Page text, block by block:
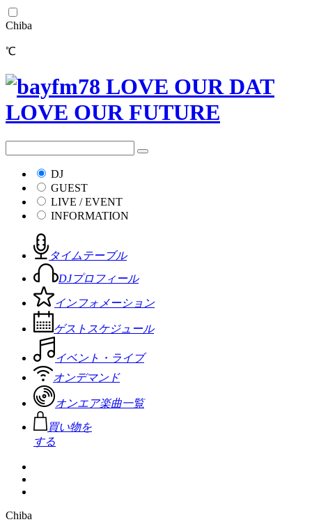
Chiba
℃
DJ
GUEST
LIVE / EVENT
INFORMATION
タイムテーブル
DJプロフィール
インフォメーション
ゲストスケジュール
イベント・ライブ
オンデマンド
オンエア楽曲一覧
買い物を
する
Chiba